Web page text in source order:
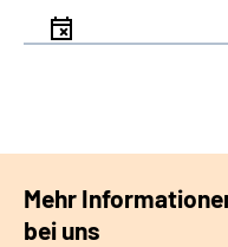
Mehr
bei uns